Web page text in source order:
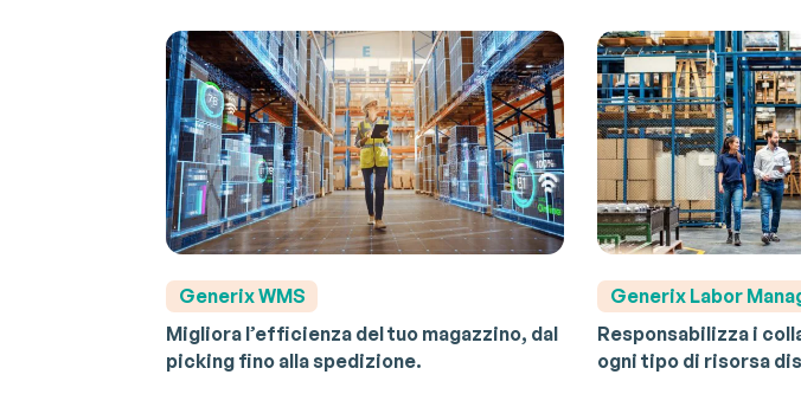
Generix WMS
Migliora l’efficienza del tuo magazzino, dal
picking fino alla spedizione.
Generix Labor
Responsabilizza i
ogni tipo di risorsa